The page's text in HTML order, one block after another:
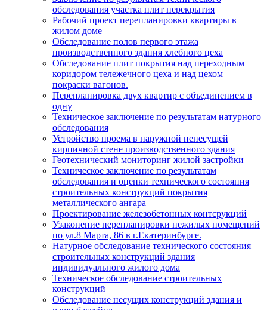
обследования участка плит перекрытия
Рабочий проект перепланировки квартиры в
жилом доме
Обследование полов первого этажа
производственного здания хлебного цеха
Обследование плит покрытия над переходным
коридором тележечного цеха и над цехом
покраски вагонов.
Перепланировка двух квартир с объединением в
одну
Техническое заключение по результатам натурного
обследования
Устройство проема в наружной ненесущей
кирпичной стене производственного здания
Геотехнический мониторинг жилой застройки
Техническое заключение по результатам
обследования и оценки технического состояния
строительных конструкций покрытия
металлического ангара
Проектирование железобетонных контсрукций
Узаконение перепланировки нежилых помещений
по ул.8 Марта, 86 в г.Екатеринбурге.
Натурное обследование технического состояния
строительных конструкций здания
индивидуального жилого дома
Техническое обследование строительных
конструкций
Обследование несущих конструкций здания и